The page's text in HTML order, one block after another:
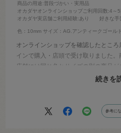
商品の用途:普段づかい・実用品
オカダヤオンラインショップご利用回数:4～
オカダヤ実店舗ご利用経験:あり 好きな手
色：10mm サイズ：AG.アンティークゴール
オンラインショップを確認したとこ
インで購入・店頭で受け取りました。
店舗には同じ色とサイズの別の商品
念な気持ちになりました。商品数が
続きを
参考に